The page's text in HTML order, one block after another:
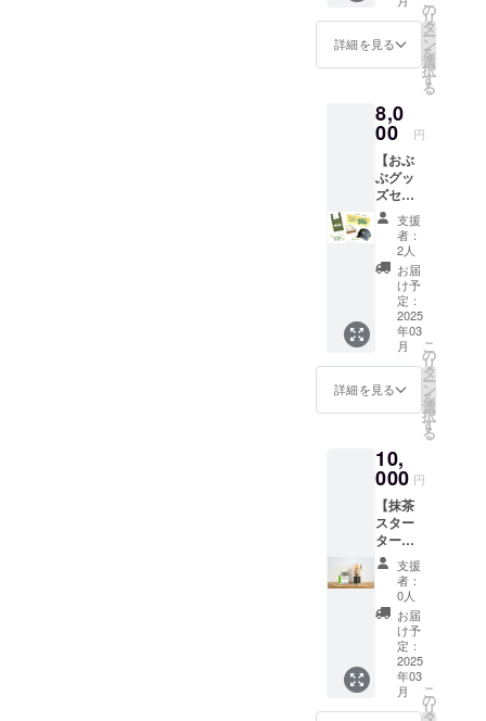
茶 賞味
１年 原
産国：
都府和
束町 保
存方
法：高
温多湿
は避け
開封後
はお早
めにお
飲みく
ださい
イベン
トの参
加 開催
間：13
時〜15
時 講
師：石
田長英
堂 石
田秀政
1日の定
員：20
名 場
所：京
都おぶ
ぶ茶
苑 工
場２階
トス
ペース
※参加希
備考欄
にご記
入くだ
さい ※
バスチ
ケット
の同時
購入を
オスス
メ ※体
験チ
ケット
は発送
より１
年間有
独創的
な作品
がで
かない
一点も
のを作
るため
の技法
をオス
スメし
ていま
す。ご
自身で
オリジ
ナル作
品を製
作して
いただ
き、素
焼き、
さんの
釜で行
いま
す。 地
元企業
さんと
コラボ
するこ
とで地
域の活
性化を
さらに
支援し
ます。
・イベ
統行事
である
餅つき
を実際
に体験
ただけ
るコー
スで
す！ 和
束町在
住で和
束で和
菓子屋
を営
む、美
土里屋
の和所
俊昌さ
んが講
師で
す。 地
元企業
とで地
域の活
性化を
さらに
支援し
ます。
・イベ
ントの
参加 開
催日：
毎週木
曜日 時
間：12
時〜14
時（お
詳細を見る
の
リ
タ
ー
ン
を
選
択
す
る
8,0
00 円
【おぶ
ぶグッ
ズセッ
ト】お
茶好き
にはた
まらな
い、お
ぶぶオ
リジナ
ルお茶
づくし
グッズ
です！
︎・一芯
二葉
プ ・ス
ポーツ
タオ
ル：
330×88
0m m
・エコ
バッ
ク １
つ ・ス
テッ
カー
支援
者：
2人
お届
け予
定：
2025
年03
月
詳細を見る
こ
の
リ
タ
ー
ン
を
選
択
す
る
10,
000 円
【抹茶
スター
ター
セッ
ト】 太
陽と自
然の恵
みの
雨、そ
してお
ぶぶメ
ンバー
の愛情
支援
者：
0人
お届
け予
定：
2025
年03
月
こ
の
リ